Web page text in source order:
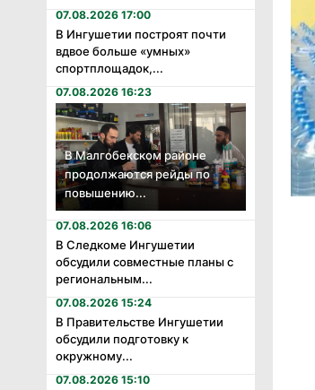
07.08.2026 17:00
В Ингушетии построят почти
вдвое больше «умных»
спортплощадок,...
07.08.2026 16:23
В Малгобекском районе
продолжаются рейды по
повышению...
07.08.2026 16:06
В Следкоме Ингушетии
обсудили совместные планы с
региональным...
07.08.2026 15:24
В Правительстве Ингушетии
обсудили подготовку к
окружному...
07.08.2026 15:10